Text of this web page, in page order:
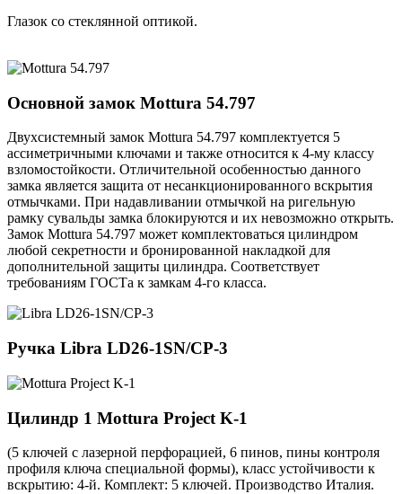
Глазок со стеклянной оптикой.
Основной замок Mottura 54.797
Двухсистемный замок Mottura 54.797 комплектуется 5
ассиметричными ключами и также относится к 4-му классу
взломостойкости. Отличительной особенностью данного
замка является защита от несанкционированного вскрытия
отмычками. При надавливании отмычкой на ригельную
рамку сувальды замка блокируются и их невозможно открыть.
Замок Mottura 54.797 может комплектоваться цилиндром
любой секретности и бронированной накладкой для
дополнительной защиты цилиндра. Соответствует
требованиям ГОСТа к замкам 4-го класса.
Ручка Libra LD26-1SN/CP-3
Цилиндр 1 Mottura Project K-1
(5 ключей с лазерной перфорацией, 6 пинов, пины контроля
профиля ключа специальной формы), класс устойчивости к
вскрытию: 4-й. Комплект: 5 ключей. Производство Италия.